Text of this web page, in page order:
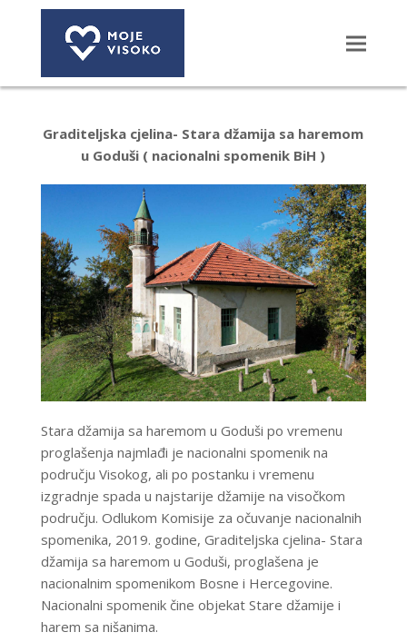
Graditeljska cjelina- Stara džamija sa haremom
u Goduši ( nacionalni spomenik BiH )
Stara džamija sa haremom u Goduši po vremenu
proglašenja najmlađi je nacionalni spomenik na
području Visokog, ali po postanku i vremenu
izgradnje spada u najstarije džamije na visočkom
području. Odlukom Komisije za očuvanje nacionalnih
spomenika, 2019. godine, Graditeljska cjelina- Stara
džamija sa haremom u Goduši, proglašena je
nacionalnim spomenikom Bosne i Hercegovine.
Nacionalni spomenik čine objekat Stare džamije i
harem sa nišanima.